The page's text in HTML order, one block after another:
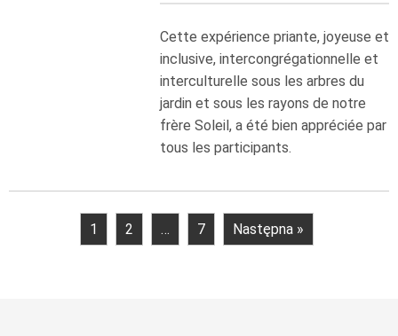
Cette expérience priante, joyeuse et
inclusive, intercongrégationnelle et
interculturelle sous les arbres du
jardin et sous les rayons de notre
frère Soleil, a été bien appréciée par
tous les participants.
1 2 … 7 Następna »